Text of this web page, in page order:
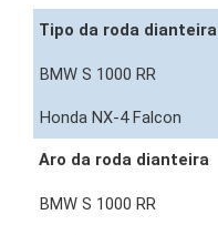
Tipo da roda dianteira
Aro da roda dianteira